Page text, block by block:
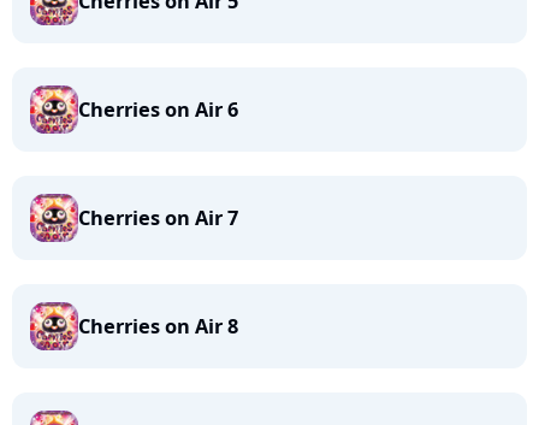
Cherries on Air 6
Cherries on Air 7
Cherries on Air 8